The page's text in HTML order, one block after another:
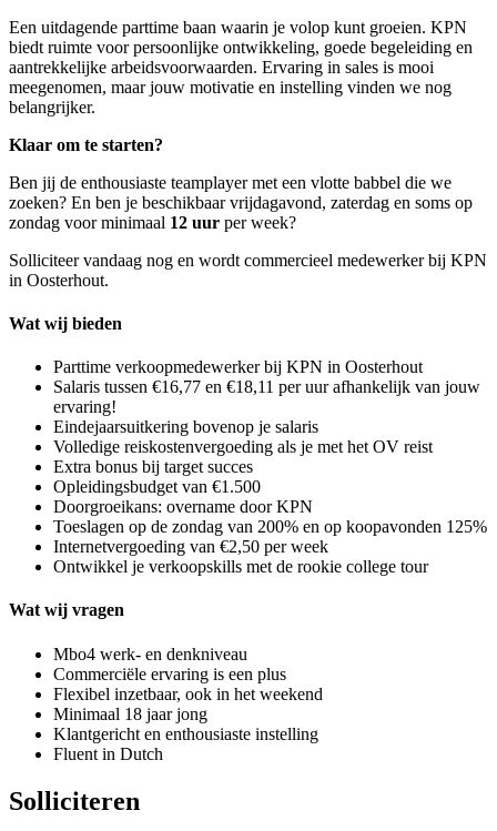
Een uitdagende parttime baan waarin je volop kunt groeien. KPN
biedt ruimte voor persoonlijke ontwikkeling, goede begeleiding en
aantrekkelijke arbeidsvoorwaarden. Ervaring in sales is mooi
meegenomen, maar jouw motivatie en instelling vinden we nog
belangrijker.
Klaar om te starten?
Ben jij de enthousiaste teamplayer met een vlotte babbel die we
zoeken? En ben je beschikbaar vrijdagavond, zaterdag en soms op
zondag voor minimaal 12 uur per week?
Solliciteer vandaag nog en wordt commercieel medewerker bij KPN
in Oosterhout.
Wat wij bieden
Parttime verkoopmedewerker bij KPN in Oosterhout
Salaris tussen €16,77 en €18,11 per uur afhankelijk van jouw
ervaring!
Eindejaarsuitkering bovenop je salaris
Volledige reiskostenvergoeding als je met het OV reist
Extra bonus bij target succes
Opleidingsbudget van €1.500
Doorgroeikans: overname door KPN
Toeslagen op de zondag van 200% en op koopavonden 125%
Internetvergoeding van €2,50 per week
Ontwikkel je verkoopskills met de rookie college tour
Wat wij vragen
Mbo4 werk- en denkniveau
Commerciële ervaring is een plus
Flexibel inzetbaar, ook in het weekend
Minimaal 18 jaar jong
Klantgericht en enthousiaste instelling
Fluent in Dutch
Solliciteren